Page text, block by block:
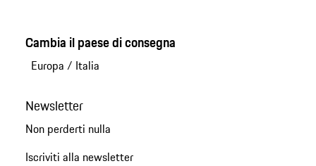
Cambia il paese di consegna
Europa / Italia
Newsletter
Non perderti nulla
Iscriviti alla newsletter